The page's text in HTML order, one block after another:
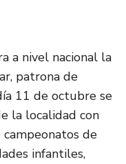
a nivel nacional la
patrona de
11 de octubre se
la localidad con
de
infantiles,